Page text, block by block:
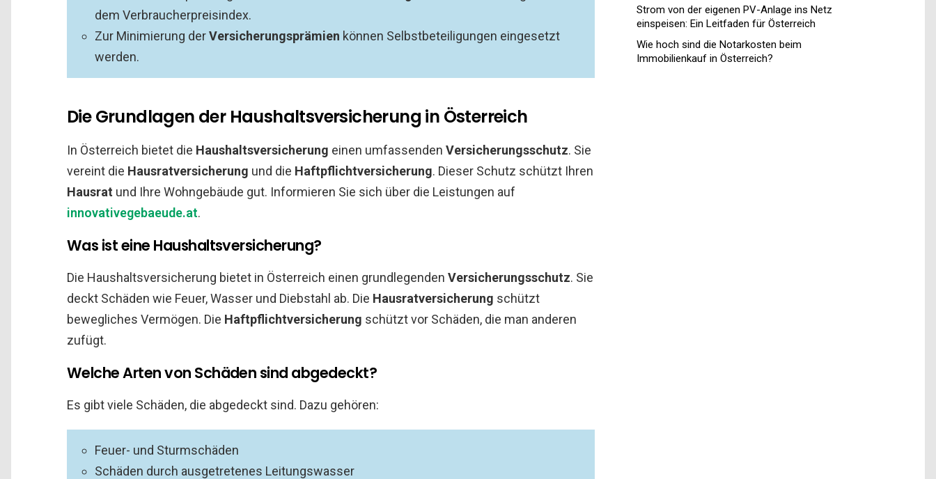
dem Verbraucherpreisindex.
Zur Minimierung derVersicherungsprämien können Selbstbeteiligungen eingesetzt
werden.
Die Grundlagen der Haushaltsversicherung in Österreich
In Österreich bietet die Haushaltsversicherung einen umfassenden Versicherungsschutz. Sie
vereint die Hausratversicherung und die Haftpflichtversicherung. Dieser Schutz schützt Ihren
Hausrat und Ihre Wohngebäude gut. Informieren Sie sich über die Leistungen auf
innovativegebaeude.at.
Was ist eine Haushaltsversicherung?
Die Haushaltsversicherung bietet in Österreich einen grundlegenden Versicherungsschutz. Sie
deckt Schäden wie Feuer, Wasser und Diebstahl ab. Die Hausratversicherung schützt
bewegliches Vermögen. Die Haftpflichtversicherung schützt vor Schäden, die man anderen
zufügt.
Welche Arten von Schäden sind abgedeckt?
Es gibt viele Schäden, die abgedeckt sind. Dazu gehören:
Feuer- und Sturmschäden
Schäden durch ausgetretenes Leitungswasser
Strom von der eigenen PV-Anlage ins Netz
einspeisen: Ein Leitfaden für Österreich
Wie hoch sind die Notarkosten beim
Immobilienkauf in Österreich?